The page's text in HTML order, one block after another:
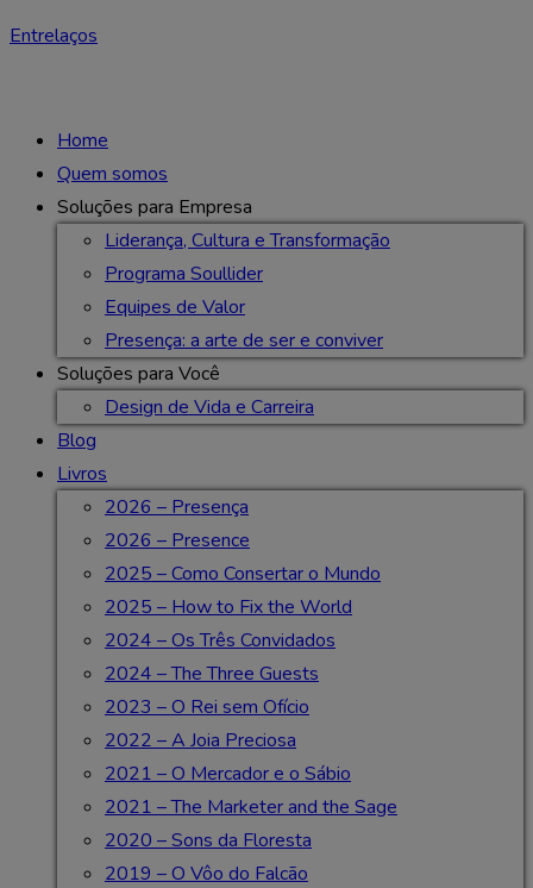
Entrelaços
Home
Quem somos
Soluções para Empresa
Liderança, Cultura e Transformação
Programa Soullider
Equipes de Valor
Presença: a arte de ser e conviver
Soluções para Você
Design de Vida e Carreira
Blog
Livros
2026 – Presença
2026 – Presence
2025 – Como Consertar o Mundo
2025 – How to Fix the World
2024 – Os Três Convidados
2024 – The Three Guests
2023 – O Rei sem Ofício
2022 – A Joia Preciosa
2021 – O Mercador e o Sábio
2021 – The Marketer and the Sage
2020 – Sons da Floresta
2019 – O Vôo do Falcão